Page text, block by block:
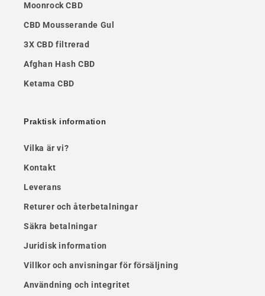
Moonrock CBD
CBD Mousserande Gul
3X CBD filtrerad
Afghan Hash CBD
Ketama CBD
Praktisk information
Vilka är vi?
Kontakt
Leverans
Returer och återbetalningar
Säkra betalningar
Juridisk information
Villkor och anvisningar för försäljning
Användning och integritet